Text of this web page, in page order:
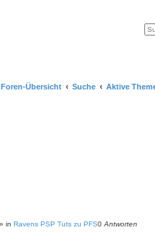
Foren-Übersicht Suche Aktive
» in Ravens PSP Tuts zu PFS0 Antworten